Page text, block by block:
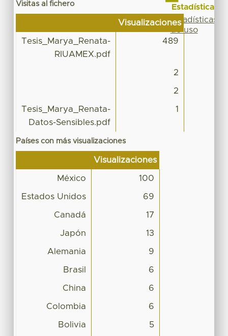
Visitas al fichero
Visualizaciones
Tesis_Marya_Renata-
RIUAMEX.pdf
489
2
2
Tesis_Marya_Renata-
Datos-Sensibles.pdf
1
Países con más visualizaciones
Visualizaciones
México 100
Estados Unidos 69
Canadá 17
Japón 13
Alemania 9
Brasil 6
China 6
Colombia 6
Bolivia 5
Estadísticas
Estadísticas
de uso